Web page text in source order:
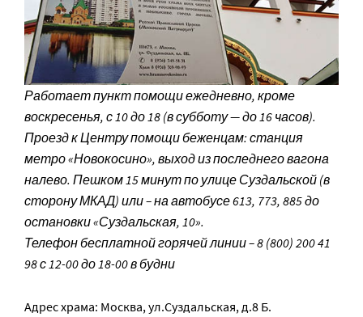
Работает пункт помощи ежедневно, кроме
воскресенья, с 10 до 18 (в субботу — до 16 часов).
Проезд к Центру помощи беженцам: станция
метро «Новокосино», выход из последнего вагона
налево. Пешком 15 минут по улице Суздальской (в
сторону МКАД) или – на автобусе 613, 773, 885 до
остановки «Суздальская, 10».
Телефон бесплатной горячей линии – 8 (800) 200 41
98 с 12-00 до 18-00 в будни
Адрес храма: Москва, ул.Суздальская, д.8 Б.